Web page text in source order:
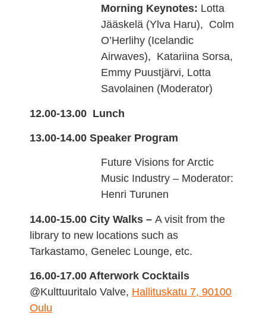
Morning Keynotes: Lotta
Jääskelä (Ylva Haru), Colm
O’Herlihy (Icelandic
Airwaves), Katariina Sorsa,
Emmy Puustjärvi, Lotta
Savolainen (Moderator)
12.00-13.00 Lunch
13.00-14.00 Speaker Program
Future Visions for Arctic
Music Industry – Moderator:
Henri Turunen
14.00-15.00 City Walks – A visit from the
library to new locations such as
Tarkastamo, Genelec Lounge, etc.
16.00-17.00 Afterwork Cocktails
@Kulttuuritalo Valve, Hallituskatu 7, 90100
Oulu